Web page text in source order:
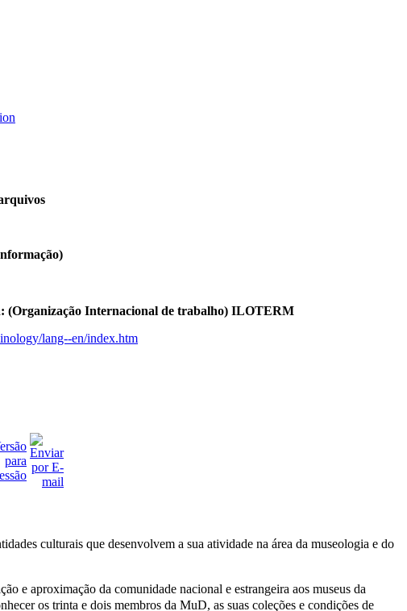
(Organização Internacional de trabalho) ILOTERM
lang--en/index.htm
culturais que desenvolvem a sua atividade na área da museologia e do
e aproximação da comunidade nacional e estrangeira aos museus da
os trinta e dois membros da MuD, as suas coleções e condições de